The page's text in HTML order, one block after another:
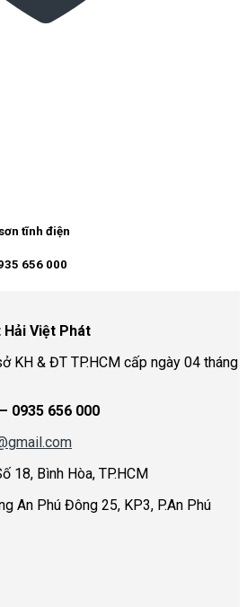
₫.
tĩnh điện
656 000
Hải Việt Phát
KH & ĐT TP.HCM cấp ngày 04 tháng
0935 656 000
18, Bình Hòa, TP.HCM
An Phú Đông 25, KP3, P.An Phú